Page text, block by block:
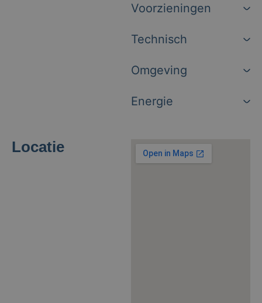
Voorzieningen
Technisch
Omgeving
Energie
Locatie